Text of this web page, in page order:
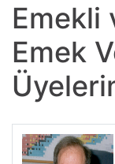
Emekli
Emek